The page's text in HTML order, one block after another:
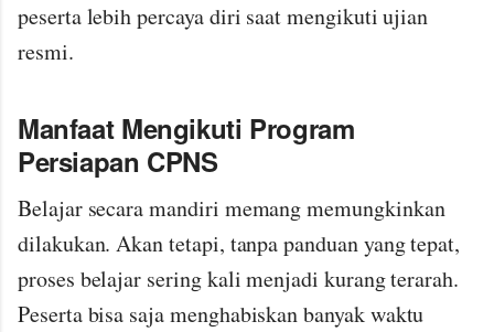
peserta lebih percaya diri saat mengikuti ujian
resmi.
Manfaat Mengikuti Program
Persiapan CPNS
Belajar secara mandiri memang memungkinkan
dilakukan. Akan tetapi, tanpa panduan yang tepat,
proses belajar sering kali menjadi kurang terarah.
Peserta bisa saja menghabiskan banyak waktu